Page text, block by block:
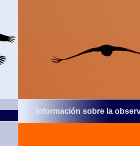
Información sobre la